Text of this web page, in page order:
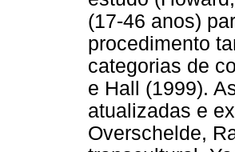
(17-46 anos)
procedimento
categorias de
e Hall (1999).
atualizadas e
Overschelde,